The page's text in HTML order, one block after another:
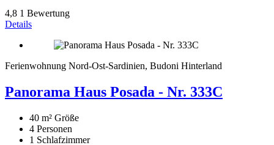
4,8 1 Bewertung
Details
Ferienwohnung Nord-Ost-Sardinien, Budoni Hinterland
Panorama Haus Posada - Nr. 333C
40 m² Größe
4 Personen
1 Schlafzimmer